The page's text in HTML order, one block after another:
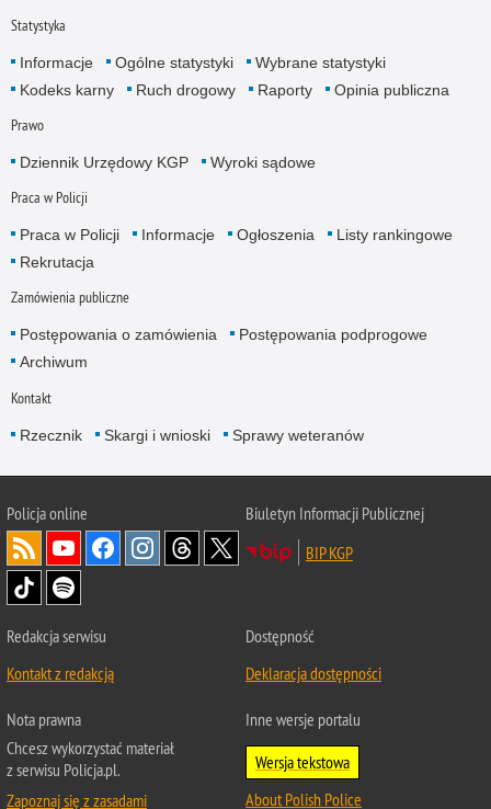
Statystyka
Informacje Ogólne statystyki
Wybrane statystyki
Kodeks karny
Ruch drogowy Raporty Opinia publiczna
Prawo
Dziennik Urzędowy KGP Wyroki sądowe
Praca w Policji
Praca w Policji Informacje Ogłoszenia
Listy rankingowe
Rekrutacja
Zamówienia publiczne
Postępowania o zamówienia
Postępowania podprogowe
Archiwum
Kontakt
Rzecznik Skargi i wnioski Sprawy weteranów
Policjaonline
Biuletyn Informacji Publicznej
BIP KGP
Redakcja serwisu
Kontakt z redakcją
Dostępność
Deklaracja dostępności
Nota prawna
Chcesz wykorzystać materiał
z serwisu Policja.pl.
Zapoznaj się z zasadami
Inne wersje portalu
Wersja tekstowa
About Polish Police